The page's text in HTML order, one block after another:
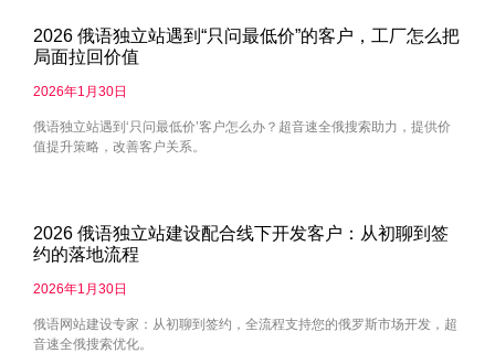
2026 俄语独立站遇到“只问最低价”的客户，工厂怎么把
局面拉回价值
2026年1月30日
俄语独立站遇到‘只问最低价’客户怎么办？超音速全俄搜索助力，提供价
值提升策略，改善客户关系。
2026 俄语独立站建设配合线下开发客户：从初聊到签
约的落地流程
2026年1月30日
俄语网站建设专家：从初聊到签约，全流程支持您的俄罗斯市场开发，超
音速全俄搜索优化。